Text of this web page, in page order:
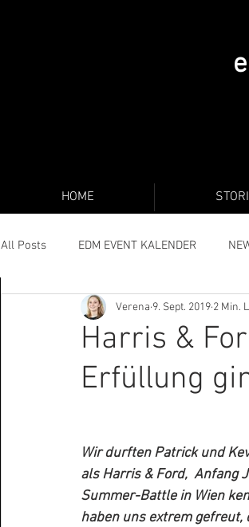
HOME
All Posts EDM EVENT KALENDER
Harris &
Erfüllung
Verena 9. Sept. 2019 2 Min.
Wir durften Patrick und
als Harris & Ford,  Anfang
Summer-Battle in Wien
haben uns extrem gefreut,